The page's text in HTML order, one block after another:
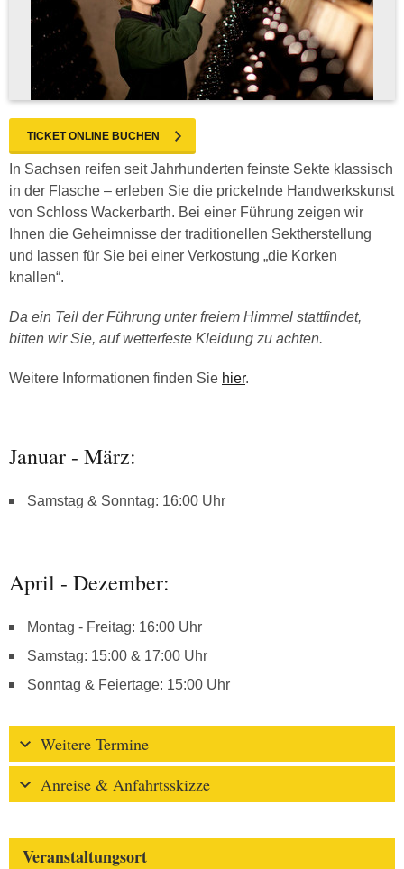
TICKET ONLINE BUCHEN
In Sachsen reifen seit Jahrhunderten feinste Sekte klassisch
in der Flasche – erleben Sie die prickelnde Handwerkskunst
von Schloss Wackerbarth. Bei einer Führung zeigen wir
Ihnen die Geheimnisse der traditionellen Sektherstellung
und lassen für Sie bei einer Verkostung „die Korken
knallen“.
Da ein Teil der Führung unter freiem Himmel stattfindet,
bitten wir Sie, auf wetterfeste Kleidung zu achten.
Weitere Informationen finden Sie hier.
Januar - März:
Samstag & Sonntag: 16:00 Uhr
April - Dezember:
Montag - Freitag: 16:00 Uhr
Samstag: 15:00 & 17:00 Uhr
Sonntag & Feiertage: 15:00 Uhr
Weitere Termine
Anreise & Anfahrtsskizze
Veranstaltungsort